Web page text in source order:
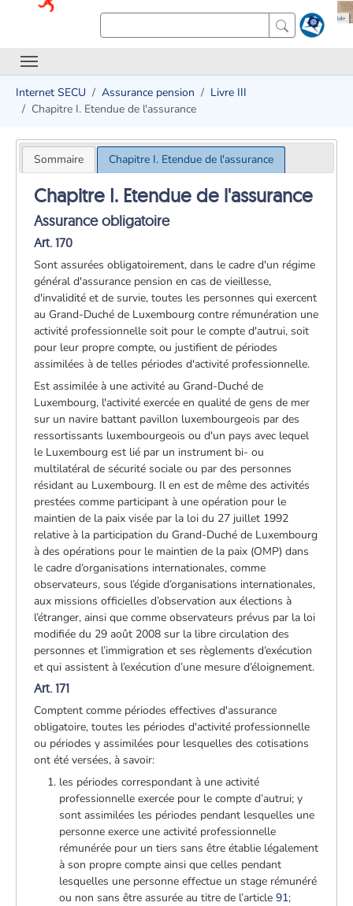
Internet SECU Assurance pension
Livre III
Chapitre I. Etendue de l'assurance
Sommaire Chapitre I. Etendue de l'assurance
Chapitre I. Etendue de l'assurance
Assurance obligatoire
Art. 170
Sont assurées obligatoirement, dans le cadre d'un régime
général d'assurance pension en cas de vieillesse,
d'invalidité et de survie, toutes les personnes qui exercent
au Grand-Duché de Luxembourg contre rémunération une
activité professionnelle soit pour le compte d'autrui, soit
pour leur propre compte, ou justifient de périodes
assimilées à de telles périodes d'activité professionnelle.
Est assimilée à une activité au Grand-Duché de
Luxembourg, l'activité exercée en qualité de gens de mer
sur un navire battant pavillon luxembourgeois par des
ressortissants luxembourgeois ou d'un pays avec lequel
le Luxembourg est lié par un instrument bi- ou
multilatéral de sécurité sociale ou par des personnes
résidant au Luxembourg. Il en est de même des activités
prestées comme participant à une opération pour le
maintien de la paix visée par la loi du 27 juillet 1992
relative à la participation du Grand-Duché de Luxembourg
à des opérations pour le maintien de la paix (OMP) dans
le cadre d’organisations internationales, comme
observateurs, sous l’égide d’organisations internationales,
aux missions officielles d’observation aux élections à
l’étranger, ainsi que comme observateurs prévus par la loi
modifiée du 29 août 2008 sur la libre circulation des
personnes et l’immigration et ses règlements d’exécution
et qui assistent à l’exécution d’une mesure d’éloignement.
Art. 171
Comptent comme périodes effectives d'assurance
obligatoire, toutes les périodes d'activité professionnelle
ou périodes y assimilées pour lesquelles des cotisations
ont été versées, à savoir:
les périodes correspondant à une activité
professionnelle exercée pour le compte d’autrui; y
sont assimilées les périodes pendant lesquelles une
personne exerce une activité professionnelle
rémunérée pour un tiers sans être établie légalement
à son propre compte ainsi que celles pendant
lesquelles une personne effectue un stage rémunéré
ou non sans être assurée au titre de l’article91;